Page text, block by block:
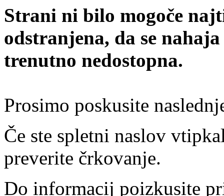
Strani ni bilo mogoče
odstranjena, da se
trenutno nedostopna.
Prosimo poskusite
Če ste spletni naslov
preverite črkovanje.
Do informacij poizkusite